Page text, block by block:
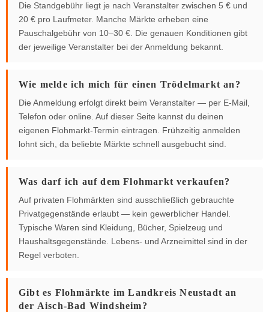
Die Standgebühr liegt je nach Veranstalter zwischen 5 € und
20 € pro Laufmeter. Manche Märkte erheben eine
Pauschalgebühr von 10–30 €. Die genauen Konditionen gibt
der jeweilige Veranstalter bei der Anmeldung bekannt.
Wie melde ich mich für einen Trödelmarkt an?
Die Anmeldung erfolgt direkt beim Veranstalter — per E-Mail,
Telefon oder online. Auf dieser Seite kannst du deinen
eigenen Flohmarkt-Termin eintragen. Frühzeitig anmelden
lohnt sich, da beliebte Märkte schnell ausgebucht sind.
Was darf ich auf dem Flohmarkt verkaufen?
Auf privaten Flohmärkten sind ausschließlich gebrauchte
Privatgegenstände erlaubt — kein gewerblicher Handel.
Typische Waren sind Kleidung, Bücher, Spielzeug und
Haushaltsgegenstände. Lebens- und Arzneimittel sind in der
Regel verboten.
Gibt es Flohmärkte im Landkreis Neustadt an
der Aisch-Bad Windsheim?